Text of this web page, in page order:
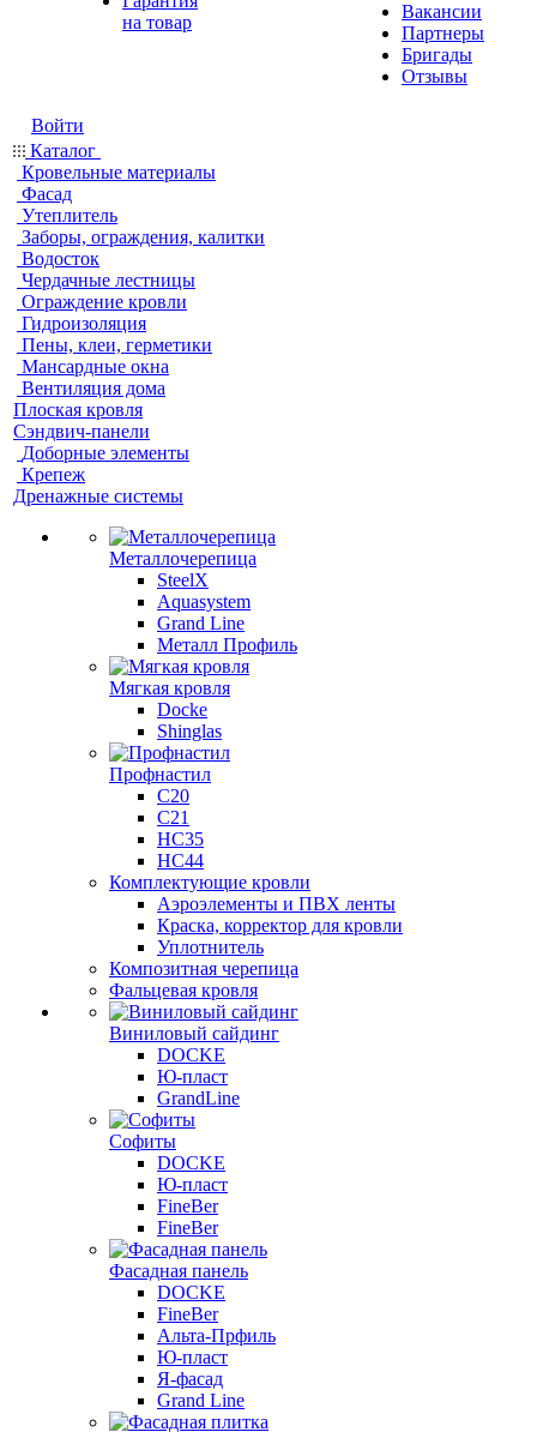
на товар
Вакансии
Партнеры
Бригады
Отзывы
Войти
Каталог
Кровельные материалы
Фасад
Утеплитель
Заборы, ограждения, калитки
Водосток
Чердачные лестницы
Ограждение кровли
Гидроизоляция
Пены, клеи, герметики
Мансардные окна
Вентиляция дома
Плоская кровля
Сэндвич-панели
Доборные элементы
Крепеж
Дренажные системы
Металлочерепица
SteelX
Aquasystem
Grand Line
Металл Профиль
Мягкая кровля
Docke
Shinglas
Профнастил
C20
C21
НС35
НС44
Комплектующие кровли
Аэроэлементы и ПВХ ленты
Краска, корректор для кровли
Уплотнитель
Композитная черепица
Фальцевая кровля
Виниловый сайдинг
DOCKE
Ю-пласт
GrandLine
Софиты
DOCKE
Ю-пласт
FineBer
FineBer
Фасадная панель
DOCKE
FineBer
Альта-Прфиль
Ю-пласт
Я-фасад
Grand Line